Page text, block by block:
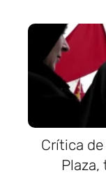
Crítica
Plaza,